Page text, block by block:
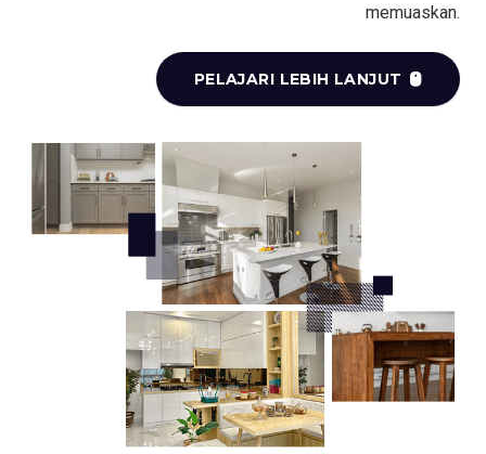
memuaskan.
PELAJARI LEBIH LANJUT